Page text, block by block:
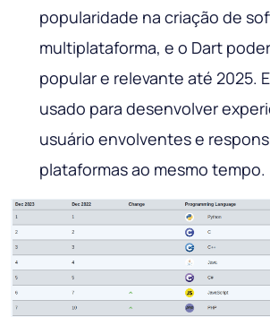
popularidade na criação de
multiplataforma, e o Dart
popular e relevante até 2025.
usado para desenvolver
usuário envolventes e
plataformas ao mesmo tempo.